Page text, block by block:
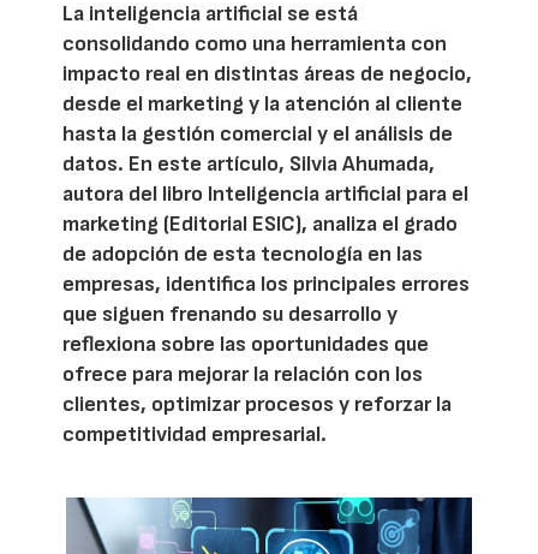
La inteligencia artificial se está
consolidando como una herramienta con
impacto real en distintas áreas de negocio,
desde el marketing y la atención al cliente
hasta la gestión comercial y el análisis de
datos. En este artículo, Silvia Ahumada,
autora del libro Inteligencia artificial para el
marketing (Editorial ESIC), analiza el grado
de adopción de esta tecnología en las
empresas, identifica los principales errores
que siguen frenando su desarrollo y
reflexiona sobre las oportunidades que
ofrece para mejorar la relación con los
clientes, optimizar procesos y reforzar la
competitividad empresarial.